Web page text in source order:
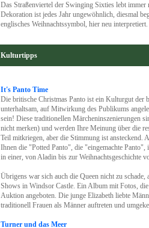
Das Straßenviertel der Swinging Sixties lebt
Dekoration ist jedes Jahr ungewöhnlich, diesmal
englisches Weihnachtssymbol, hier neu interpretiert.
Kulturtipps
It's Panto Time
Die britische Christmas Panto ist ein Kulturgut
unterhaltsam, auf Mitwirkung des Publikums
sein! Diese traditionellen Märcheninszenierungen
nicht merken) und werden Ihre Meinung über die
Teil mitkriegen, aber die Stimmung ist ansteckend.
Ihnen die "Potted Panto", die "eingemachte
in einer, von Aladin bis zur Weihnachtsgeschichte
Übrigens war sich auch die Queen nicht zu
Shows in Windsor Castle. Ein Album mit Fotos,
Auktion angeboten. Die junge Elizabeth liebte
traditionell Frauen als Männer auftreten und
Turner und das Meer